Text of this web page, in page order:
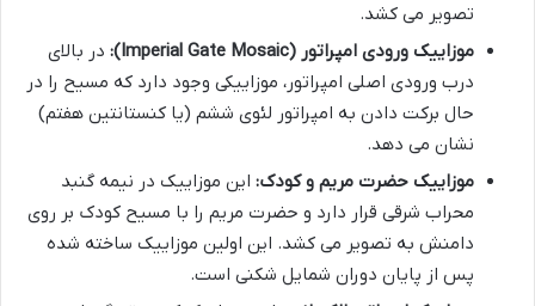
تصویر می کشد.
موزاییک ورودی امپراتور (Imperial Gate Mosaic):
در بالای
درب ورودی اصلی امپراتور، موزاییکی وجود دارد که مسیح را در
حال برکت دادن به امپراتور لئوی ششم (یا کنستانتین هفتم)
نشان می دهد.
موزاییک حضرت مریم و کودک: این موزاییک در نیمه گنبد
محراب شرقی قرار دارد و حضرت مریم را با مسیح کودک بر روی
دامنش به تصویر می کشد. این اولین موزاییک ساخته شده
پس از پایان دوران شمایل شکنی است.